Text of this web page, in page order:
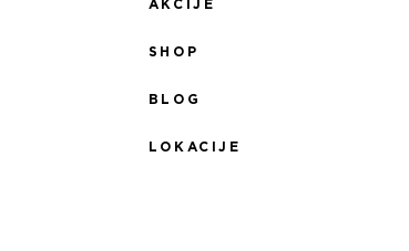
AKCIJE
SHOP
BLOG
LOKACIJE